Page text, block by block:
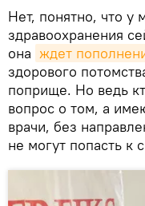
Нет, понятно, что у
здравоохранения
она ждет
здорового
поприще. Но ведь
вопрос о том, а
врачи, без
не могут попасть к